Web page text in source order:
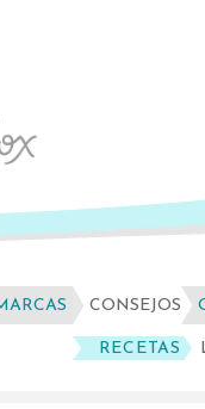
CONSEJOS
RECETAS